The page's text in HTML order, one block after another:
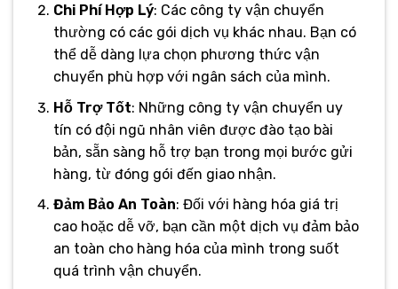
Chi Phí Hợp Lý: Các công ty vận chuyển
thường có các gói dịch vụ khác nhau. Bạn có
thể dễ dàng lựa chọn phương thức vận
chuyển phù hợp với ngân sách của mình.
Hỗ Trợ Tốt: Những công ty vận chuyển uy
tín có đội ngũ nhân viên được đào tạo bài
bản, sẵn sàng hỗ trợ bạn trong mọi bước gửi
hàng, từ đóng gói đến giao nhận.
Đảm Bảo An Toàn: Đối với hàng hóa giá trị
cao hoặc dễ vỡ, bạn cần một dịch vụ đảm bảo
an toàn cho hàng hóa của mình trong suốt
quá trình vận chuyển.